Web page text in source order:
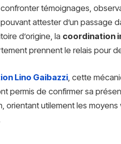
confronter témoignages,
attester d’un passage
d’origine, la coordination
prennent le relais pour
Lino Gaibazzi, cette
permis de confirmer sa
orientant utilement les